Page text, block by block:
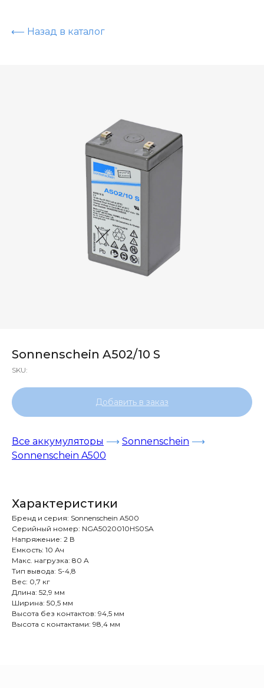
⟵ Назад в каталог
Sonnenschein A502/10 S
SKU:
Добавить в заказ
Все аккумуляторы ⟶ Sonnenschein ⟶
Sonnenschein A500
Характеристики
Бренд и cерия: Sonnenschein A500
Серийный номер: NGA5020010HS0SA
Напряжение: 2 В
Емкость: 10 Ач
Макс. нагрузка: 80 A
Тип вывода: S-4,8
Вес: 0,7 кг
Длина: 52,9 мм
Ширина: 50,5 мм
Высота без контактов: 94,5 мм
Высота с контактами: 98,4 мм